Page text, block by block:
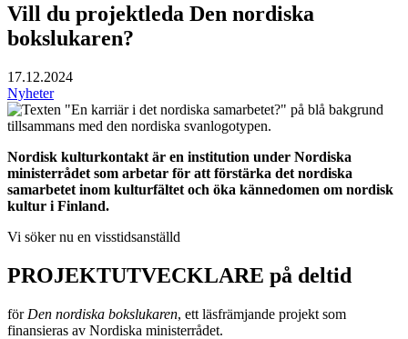
Vill du projektleda Den nordiska
bokslukaren?
17.12.2024
Nyheter
Nordisk kulturkontakt är en institution under Nordiska
ministerrådet som arbetar för att förstärka det nordiska
samarbetet inom kulturfältet och öka kännedomen om nordisk
kultur i Finland.
Vi söker nu en visstidsanställd
PROJEKTUTVECKLARE på deltid
för Den nordiska bokslukaren, ett läsfrämjande projekt som
finansieras av Nordiska ministerrådet.